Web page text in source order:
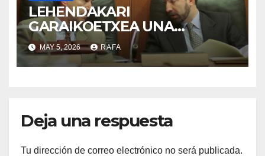
LEHENDAKARI
GARAIKOETXEA UNA
PERSONA QUE DIGNIFICA EL
EJERCICIO DE LA POLÍTICA
MAY 5, 2026 RAFA
Deja una respuesta
Tu dirección de correo electrónico no será publicada.